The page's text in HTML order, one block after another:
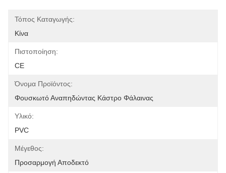
Τόπος Καταγωγής:
Κίνα
Πιστοποίηση:
CE
Όνομα Προϊόντος:
Φουσκωτό Αναπηδώντας Κάστρο Φάλαινας
Υλικό:
PVC
Μέγεθος:
Προσαρμογή Αποδεκτό